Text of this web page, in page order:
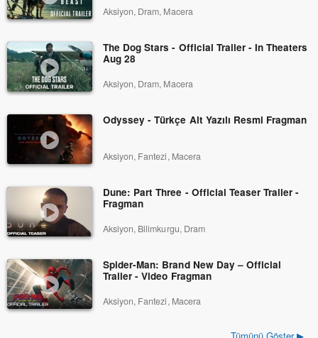
Aksiyon, Dram, Macera
The Dog Stars - Official Trailer - In Theaters
Aug 28
Aksiyon, Dram, Macera
Odyssey - Türkçe Alt Yazılı Resmi Fragman
Aksiyon, Fantezi, Macera
Dune: Part Three - Official Teaser Trailer -
Fragman
Aksiyon, Bilimkurgu, Dram
Spider-Man: Brand New Day – Official
Trailer - Video Fragman
Aksiyon, Fantezi, Macera